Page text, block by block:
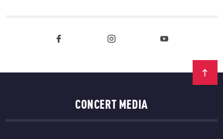
CONCERT MEDIA